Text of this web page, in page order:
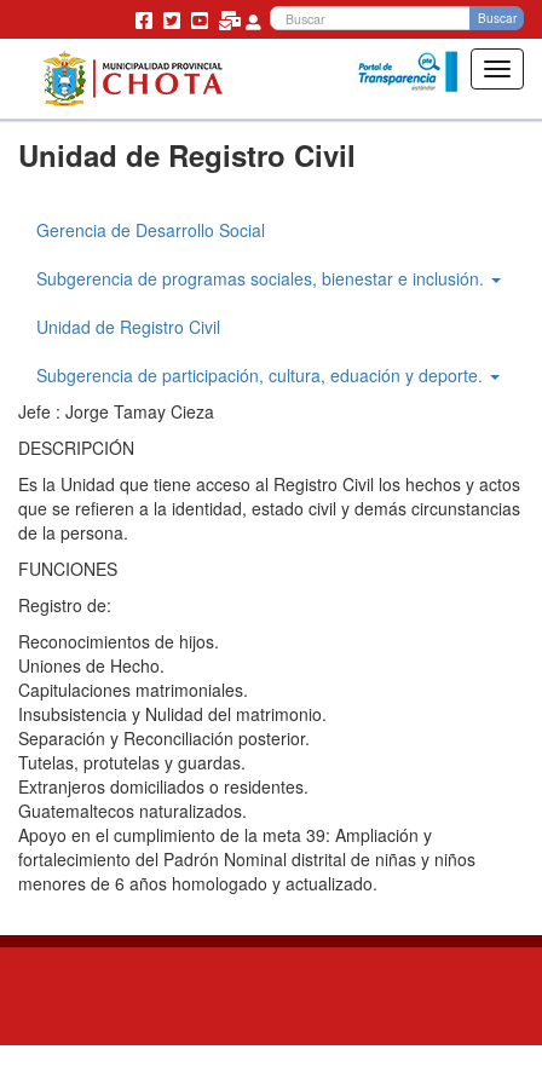
Pasar
Buscar
Unidad de Registro Civil
Gerencia
Desarrollo
Social
Gerencia de Desarrollo Social
Subgerencia de programas sociales, bienestar e inclusión.
Unidad de Registro Civil
Subgerencia de participación, cultura, eduación y deporte.
Jefe : Jorge Tamay Cieza
DESCRIPCIÓN
Es la Unidad que tiene acceso al Registro Civil los hechos y actos
que se refieren a la identidad, estado civil y demás circunstancias
de la persona.
FUNCIONES
Registro de:
Reconocimientos de hijos.
Uniones de Hecho.
Capitulaciones matrimoniales.
Insubsistencia y Nulidad del matrimonio.
Separación y Reconciliación posterior.
Tutelas, protutelas y guardas.
Extranjeros domiciliados o residentes.
Guatemaltecos naturalizados.
Apoyo en el cumplimiento de la meta 39: Ampliación y
fortalecimiento del Padrón Nominal distrital de niñas y niños
menores de 6 años homologado y actualizado.